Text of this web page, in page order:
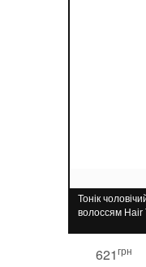
Тонік
волоссям Hair
621грн